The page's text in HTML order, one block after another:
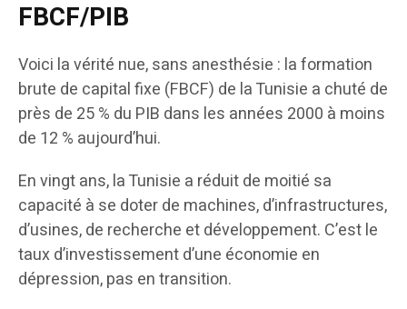
FBCF/PIB
Voici la vérité nue, sans anesthésie : la formation
brute de capital fixe (FBCF) de la Tunisie a chuté de
près de 25 % du PIB dans les années 2000 à moins
de 12 % aujourd’hui.
En vingt ans, la Tunisie a réduit de moitié sa
capacité à se doter de machines, d’infrastructures,
d’usines, de recherche et développement. C’est le
taux d’investissement d’une économie en
dépression, pas en transition.